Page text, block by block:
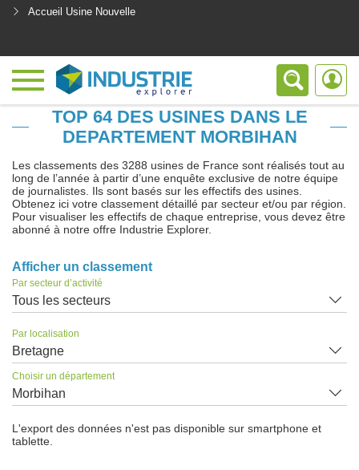
Accueil Usine Nouvelle
TOP 64 DES USINES DANS LE
DEPARTEMENT MORBIHAN
Les classements des 3288 usines de France sont réalisés tout au
long de l’année à partir d’une enquête exclusive de notre équipe
de journalistes. Ils sont basés sur les effectifs des usines.
Obtenez ici votre classement détaillé par secteur et/ou par région.
Pour visualiser les effectifs de chaque entreprise, vous devez être
abonné à notre offre Industrie Explorer.
Afficher un classement
Par secteur d’activité
Tous les secteurs
Par localisation
Bretagne
Choisir un département
Morbihan
L'export des données n'est pas disponible sur smartphone et
tablette.